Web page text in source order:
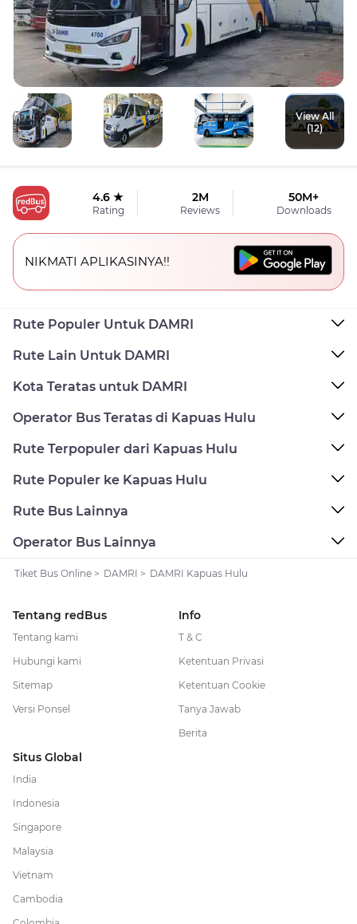
View All
(12)
4.6 ★
Rating
2M
Reviews
50M+
Downloads
NIKMATI APLIKASINYA!!
Rute Populer Untuk DAMRI
Rute Lain Untuk DAMRI
Kota Teratas untuk DAMRI
Operator Bus Teratas di Kapuas Hulu
Rute Terpopuler dari Kapuas Hulu
Rute Populer ke Kapuas Hulu
Rute Bus Lainnya
Operator Bus Lainnya
Tiket Bus Online > DAMRI > DAMRI Kapuas Hulu
Tentang redBus
Tentang kami
Hubungi kami
Sitemap
Versi Ponsel
Info
T & C
Ketentuan Privasi
Ketentuan Cookie
Tanya Jawab
Berita
Situs Global
India
Indonesia
Singapore
Malaysia
Vietnam
Cambodia